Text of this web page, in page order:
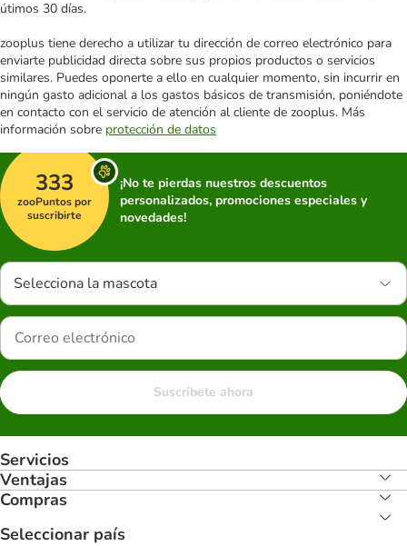
útimos 30 días.
zooplus tiene derecho a utilizar tu dirección de correo electrónico para
enviarte publicidad directa sobre sus propios productos o servicios
similares. Puedes oponerte a ello en cualquier momento, sin incurrir en
ningún gasto adicional a los gastos básicos de transmisión, poniéndote
en contacto con el servicio de atención al cliente de zooplus. Más
información sobre protección de datos
333
zooPuntos por
suscribirte
¡No te pierdas nuestros descuentos
personalizados, promociones especiales y
novedades!
Selecciona la mascota
Suscríbete ahora
Servicios
Ventajas
Compras
Seleccionar país